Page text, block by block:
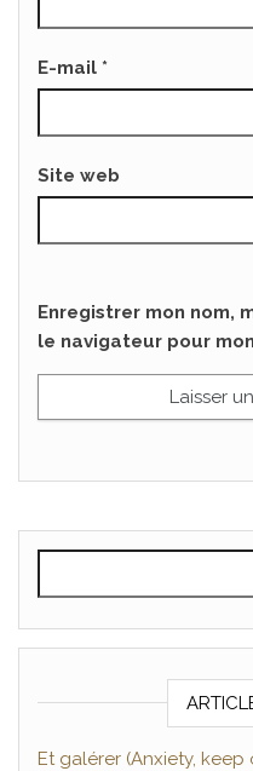
E-mail *
Site web
Enregistrer mon nom,
le navigateur pour
Et galérer (Anxiety, keep